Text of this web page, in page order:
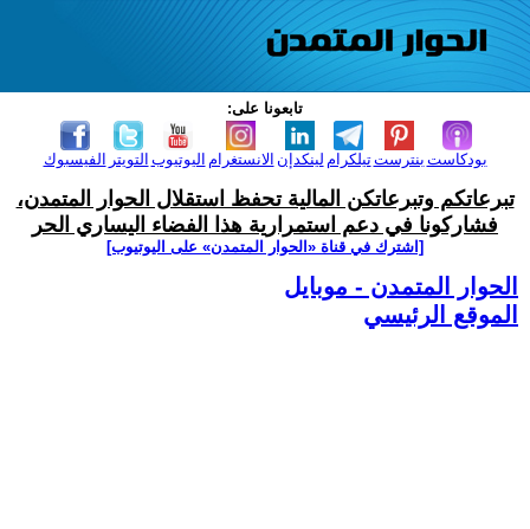
تابعونا على:
الفيسبوك التويتر اليوتيوب الانستغرام لينكدإن تيلكرامبنترست بودكاست
تبرعاتكم وتبرعاتكن المالية تحفظ استقلال الحوار المتمدن،
فشاركونا في دعم استمرارية هذا الفضاء اليساري الحر
[اشترك في قناة ‫«الحوار المتمدن» على اليوتيوب]
الحوار المتمدن - موبايل
الموقع الرئيسي